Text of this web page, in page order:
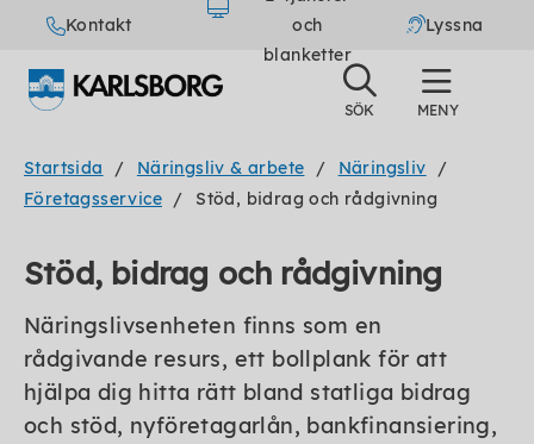
Kontakt
och
blanketter
Lyssna
Startsida Näringsliv & arbete
Näringsliv
Företagsservice
Stöd, bidrag och rådgivning
Stöd, bidrag och rådgivning
Näringslivsenheten finns som en
rådgivande resurs, ett bollplank för att
hjälpa dig hitta rätt bland statliga bidrag
och stöd, nyföretagarlån, bankfinansiering,